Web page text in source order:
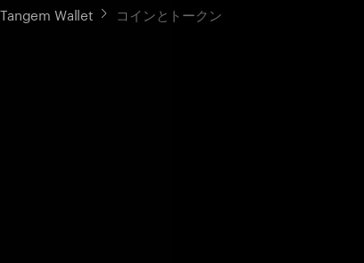
Tangem Wallet コインとトークン